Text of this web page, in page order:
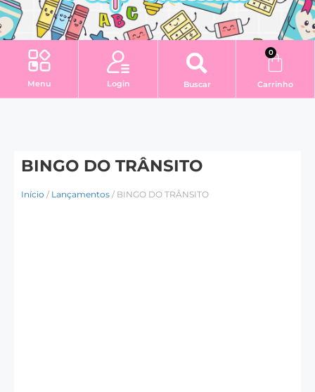
Menu Login Buscar
0
Carrinho
BINGO DO TRÂNSITO
Início / Lançamentos / BINGO DO TRÂNSITO